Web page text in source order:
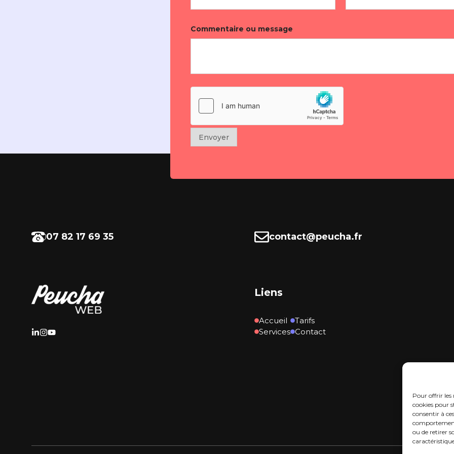
Pour offrir les
cookies pour
consentir à
ou de retirer
Commentaire ou message
Envoyer
07 82 17 69 35 contact@peucha.fr
Liens
Accueil
Services
Tarifs
Contact